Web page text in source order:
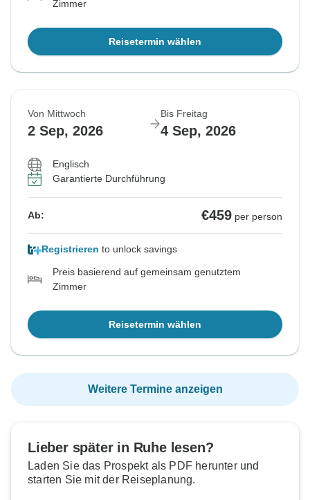
Zimmer
Reisetermin wählen
Von Mittwoch
2 Sep, 2026
Bis Freitag
4 Sep, 2026
Englisch
Garantierte Durchführung
Ab: €459 per person
Registrieren to unlock savings
Preis basierend auf gemeinsam genutztem
Zimmer
Reisetermin wählen
Weitere Termine anzeigen
Lieber später in Ruhe lesen?
Laden Sie das Prospekt als PDF herunter und
starten Sie mit der Reiseplanung.